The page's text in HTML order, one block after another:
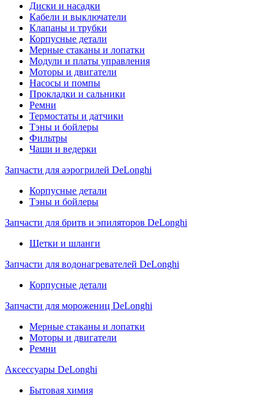
Диски и насадки
Кабели и выключатели
Клапаны и трубки
Корпусные детали
Мерные стаканы и лопатки
Модули и платы управления
Моторы и двигатели
Насосы и помпы
Прокладки и сальники
Ремни
Термостаты и датчики
Тэны и бойлеры
Фильтры
Чаши и ведерки
Запчасти для аэрогрилей DeLonghi
Корпусные детали
Тэны и бойлеры
Запчасти для бритв и эпиляторов DeLonghi
Щетки и шланги
Запчасти для водонагревателей DeLonghi
Корпусные детали
Запчасти для морожениц DeLonghi
Мерные стаканы и лопатки
Моторы и двигатели
Ремни
Аксессуары DeLonghi
Бытовая химия